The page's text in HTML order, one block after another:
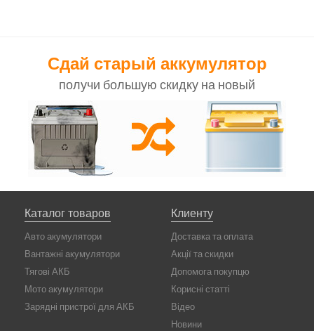
Сдай старый аккумулятор
получи большую скидку на новый
Каталог товаров
Авто акумулятори
Вантажні акумулятори
Тягові АКБ
Мото акумулятори
Зарядні пристрої для АКБ
Клиенту
Доставка та оплата
Акції та скидки
Допомога покупцю
Корисні статті
Відео
Новини